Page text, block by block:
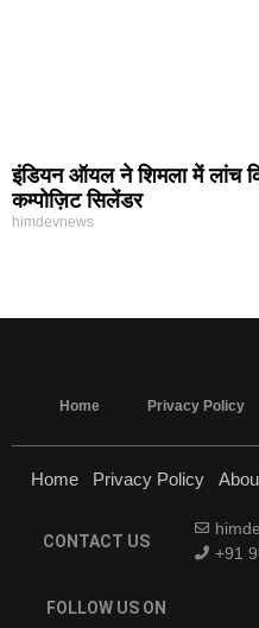
इंडियन ऑयल ने शिमला में लांच
कम्पोज़िट सिलेंडर
himdevnews
Home Privacy Policy
Home Privacy Policy
CONTACT US
+91
FOLLOW US ON